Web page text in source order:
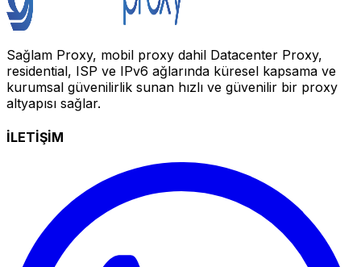
Sağlam Proxy, mobil proxy dahil Datacenter Proxy,
residential, ISP ve IPv6 ağlarında küresel kapsama ve
kurumsal güvenilirlik sunan hızlı ve güvenilir bir proxy
altyapısı sağlar.
İLETİŞİM